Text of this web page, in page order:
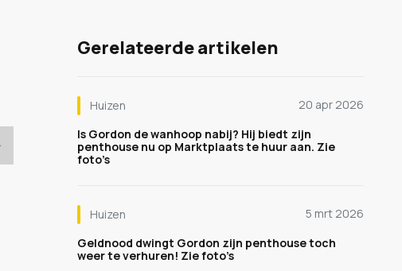
Gerelateerde artikelen
Huizen
20 apr 2026
Is Gordon de wanhoop nabij? Hij biedt zijn
penthouse nu op Marktplaats te huur aan. Zie
foto’s
Huizen
5 mrt 2026
Geldnood dwingt Gordon zijn penthouse toch
weer te verhuren! Zie foto’s